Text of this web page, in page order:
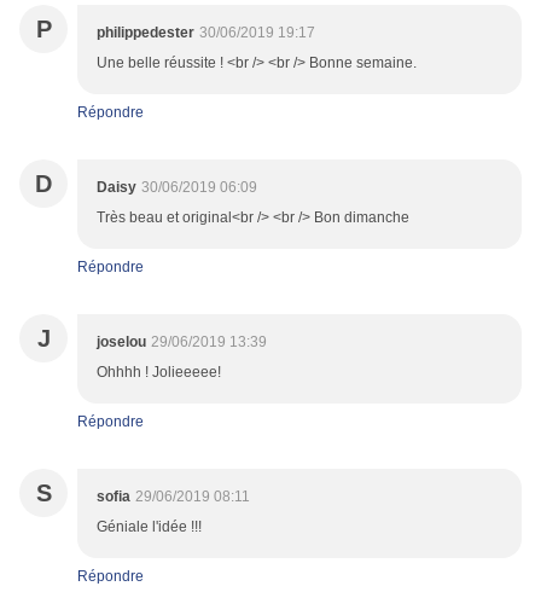
P philippedester 30/06/2019 19:17
Une belle réussite ! <br /> <br /> Bonne semaine.
Répondre
D Daisy 30/06/2019 06:09
Très beau et original<br /> <br /> Bon dimanche
Répondre
J joselou 29/06/2019 13:39
Ohhhh ! Jolieeeee!
Répondre
S sofia 29/06/2019 08:11
Géniale l'idée !!!
Répondre